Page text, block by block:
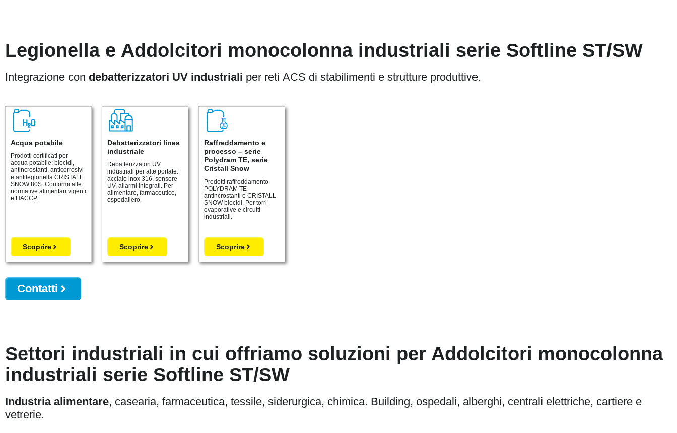
Legionella e Addolcitori monocolonna industriali serie Softline ST/SW
Integrazione con debatterizzatori UV industriali per reti ACS di stabilimenti e strutture produttive.
Acqua potabile
Prodotti certificati per
acqua potabile: biocidi,
antincrostanti, anticorrosivi
e antilegionella CRISTALL
SNOW 80S. Conformi alle
normative alimentari vigenti
e HACCP.
Scoprire
Debatterizzatori linea
industriale
Debatterizzatori UV
industriali per alte portate:
acciaio inox 316, sensore
UV, allarmi integrati. Per
alimentare, farmaceutico,
ospedaliero.
Scoprire
Raffreddamento e
processo – serie
Polydram TE, serie
Cristall Snow
Prodotti raffreddamento
POLYDRAM TE
antincrostanti e CRISTALL
SNOW biocidi. Per torri
evaporative e circuiti
industriali.
Scoprire
Contatti
Settori industriali in cui offriamo soluzioni per Addolcitori monocolonna
industriali serie Softline ST/SW
Industria alimentare, casearia, farmaceutica, tessile, siderurgica, chimica. Building, ospedali, alberghi, centrali elettriche, cartiere e
vetrerie.